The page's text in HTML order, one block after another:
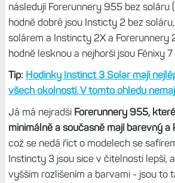
následují Forerunnery 955 bez soláru
hodně dobré jsou Insticty 2 bez
solárem a Instincty 2X a Forerunnery
hodně lesknou a nejhorší jsou Fénixy
Tip: Hodinky Instinct 3 Solar mají
všech okolností. V tomto ohledu
Já má nejradši Forerunnery 955,
minimálně a současně mají barevný a
což se nedá říct o modelech se
Instincty 3 jsou sice v čitelnosti lepší,
vyšším rozlišením a barvami - jsou to